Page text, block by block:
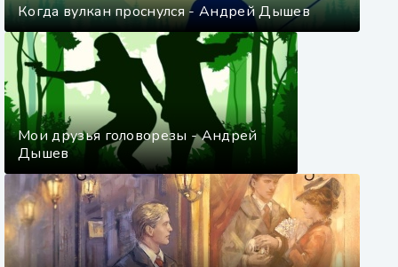
Когда вулкан проснулся - Андрей Дышев
Мои друзья головорезы - Андрей
Дышев